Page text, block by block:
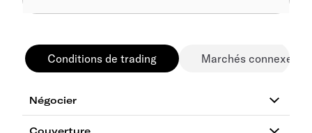
Conditions de trading Marchés connexes